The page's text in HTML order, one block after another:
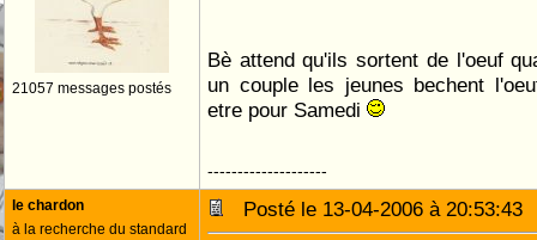
21057 messages postés
Bè attend qu'ils sortent de l'oeuf
un couple les jeunes bechent
etre pour Samedi
--------------------
le chardon
à la recherche du standard
Posté le 13-04-2006 à